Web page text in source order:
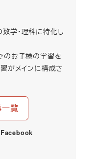
学・理科に特化し
のお子様の学習を
がメインに構成さ
覧
Facebook